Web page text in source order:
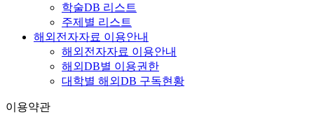
학술DB 리스트
주제별 리스트
해외전자자료 이용안내
해외전자자료 이용안내
해외DB별 이용권한
대학별 해외DB 구독현황
이용약관